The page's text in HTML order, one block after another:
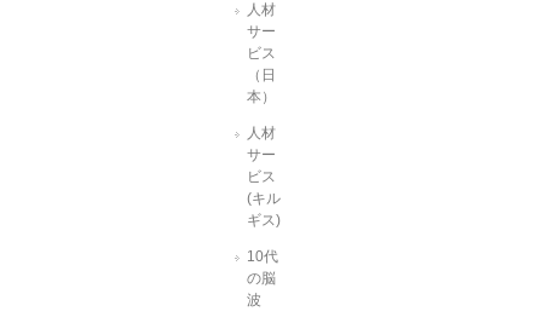
人材
サー
ビス
（日
本）
人材
サー
ビス
(キル
ギス)
10代
の脳
波